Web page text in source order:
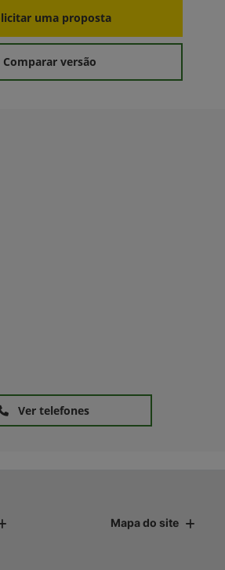
uma proposta
Comparar versão
Ver telefones
Mapa do site